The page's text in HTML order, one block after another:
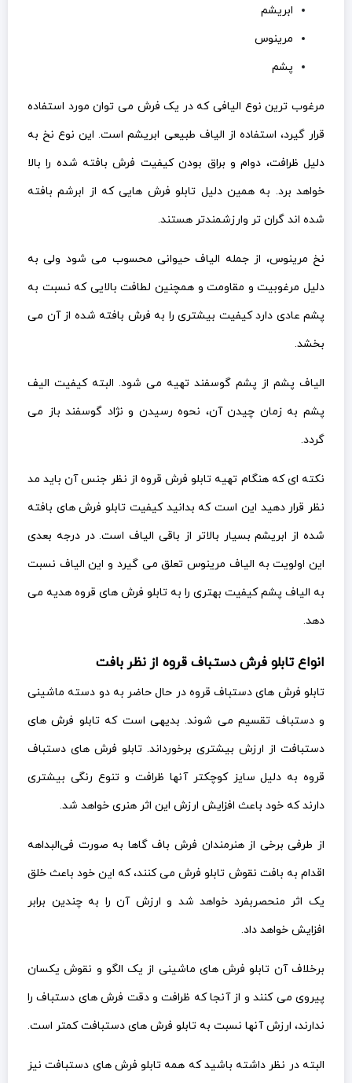
ابریشم
مرینوس
پشم
مرغوب ترین نوع الیافی که در یک فرش می توان مورد استفاده
قرار گیرد، استفاده از الیاف طبیعی ابریشم است. این نوع نخ به
دلیل ظرافت، دوام و براق بودن کیفیت فرش بافته شده را بالا
خواهد برد. به همین دلیل تابلو فرش هایی که از ابرشم بافته
شده اند گران تر وارزشمندتر هستند.
نخ مرینوس، از جمله الیاف حیوانی محسوب می شود ولی به
دلیل مرغوبیت و مقاومت و همچنین لطافت بالایی که نسبت به
پشم عادی دارد کیفیت بیشتری را به فرش بافته شده از آن می
بخشد.
الیاف پشم از پشم گوسفند تهیه می شود. البته کیفیت الیف
پشم به زمان چیدن آن، نحوه رسیدن و نژاد گوسفند باز می
گردد.
نکته ای که هنگام تهیه تابلو فرش قروه از نظر جنس آن باید مد
نظر قرار دهید این است که بدانید کیفیت تابلو فرش های بافته
شده از ابریشم بسیار بالاتر از باقی الیاف است. در درجه بعدی
این اولویت به الیاف مرینوس تعلق می گیرد و این الیاف نسبت
به الیاف پشم کیفیت بهتری را به تابلو فرش های قروه هدیه می
دهد.
انواع تابلو فرش دستباف قروه از نظر بافت
تابلو فرش های دستباف قروه در حال حاضر به دو دسته ماشینی
و دستباف تقسیم می شوند. بدیهی است که تابلو فرش های
دستبافت از ارزش بیشتری برخورداند. تابلو فرش های دستباف
قروه به دلیل سایز کوچکتر آنها ظرافت و تنوع رنگی بیشتری
دارند که خود باعث افزایش ارزش این اثر هنری خواهد شد.
از طرفی برخی از هنرمندان فرش باف گاها به صورت فی‌البداهه
اقدام به بافت نقوش تابلو فرش می کنند، که این خود باعث خلق
یک اثر منحصربفرد خواهد شد و ارزش آن را به چندین برابر
افزایش خواهد داد.
برخلاف آن تابلو فرش های ماشینی از یک الگو و نقوش یکسان
پیروی می کنند و از آنجا که ظرافت و دقت فرش های دستباف را
ندارند، ارزش آنها نسبت به تابلو فرش های دستبافت کمتر است.
البته در نظر داشته باشید که همه تابلو فرش های دستبافت نیز